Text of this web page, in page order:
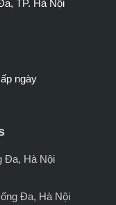
TP. Hà Nội
ngày
Đa, Hà Nội
Đa, Hà Nội